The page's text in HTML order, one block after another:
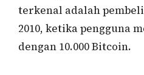
terkenal adalah
2010, ketika pengguna
dengan 10.000 Bitcoin.